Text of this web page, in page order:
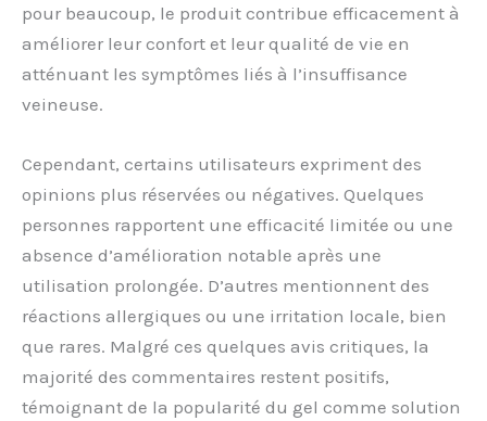
pour beaucoup, le produit contribue efficacement à
améliorer leur confort et leur qualité de vie en
atténuant les symptômes liés à l’insuffisance
veineuse.
Cependant, certains utilisateurs expriment des
opinions plus réservées ou négatives. Quelques
personnes rapportent une efficacité limitée ou une
absence d’amélioration notable après une
utilisation prolongée. D’autres mentionnent des
réactions allergiques ou une irritation locale, bien
que rares. Malgré ces quelques avis critiques, la
majorité des commentaires restent positifs,
témoignant de la popularité du gel comme solution